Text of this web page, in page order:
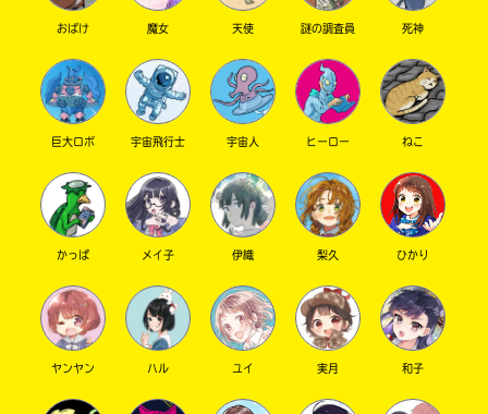
もっと知りたい
キミに
おばけ 魔女 天使 謎の調査員 死神
巨大ロボ 宇宙飛行士 宇宙人 ヒーロー ねこ
かっぱ メイ子 伊織 梨久 ひかり
ヤンヤン ハル ユイ 実月 和子